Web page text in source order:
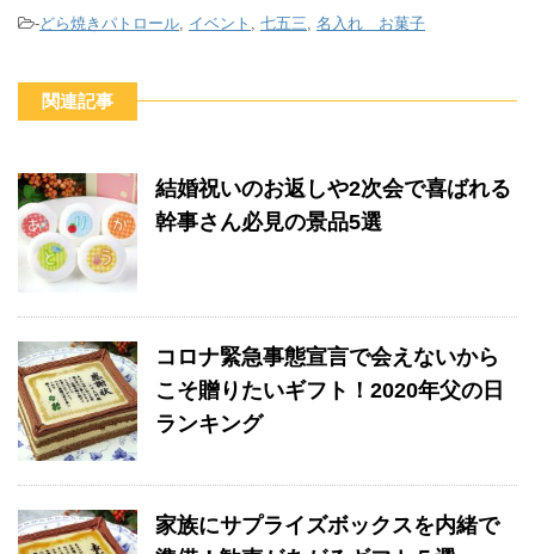
c
b
o
k
a
a
tt
-どら焼きパトロール, イベント , 七五三, 名入れ お菓子
関連記事
結婚祝いのお返しや2次会で喜ばれる
幹事さん必見の景品5選
コロナ緊急事態宣言で会えないから
こそ贈りたいギフト！2020年父の日
ランキング
家族にサプライズボックスを内緒で